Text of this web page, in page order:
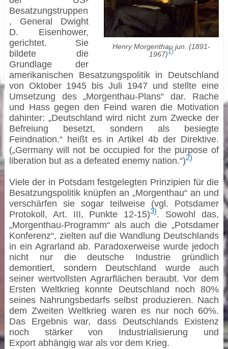
Henry Morgenthau jun. (1891-
1967)1)
Besatzungstruppen
, General Dwight
D. Eisenhower,
gerichtet. Sie
bildete die
Grundlage der
amerikanischen Besatzungspolitik in Deutschland
von Oktober 1945 bis Juli 1947 und stellte eine
Umsetzung des „Morgenthau-Plans“ dar. Rache
und Hass gegen den Feind waren die Motivation
dahinter: „Deutschland wird nicht zum Zwecke der
Befreiung besetzt, sondern als besiegte
Feindnation.“ heißt es in Artikel 4b der Direktive.
(„Germany will not be occupied for the purpose of
liberation but as a defeated enemy nation.“)2)
Viele der in Potsdam festgelegten Prinzipien für die
Besatzungspolitik knüpfen an „Morgenthau“ an und
verschärfen sie sogar teilweise (vgl. Potsdamer
Protokoll, Art. III, Punkte 12-15)3). Sowohl das,
„Morgenthau-Programm“ als auch die „Potsdamer
Konferenz“, zielten auf die Wandlung Deutschlands
in ein Agrarland ab. Paradoxerweise wurde jedoch
nicht nur die deutsche Industrie gründlich
demontiert, sondern Deutschland wurde auch
seiner wertvollsten Agrarflächen beraubt. Vor dem
Ersten Weltkrieg konnte Deutschland noch 80%
seines Nahrungsbedarfs selbst produzieren. Nach
dem Zweiten Weltkrieg waren es nur noch 60%.
Das Ergebnis war, dass Deutschlands Existenz
noch stärker von Industrialisierung und
Export abhängig war als vor dem Krieg.